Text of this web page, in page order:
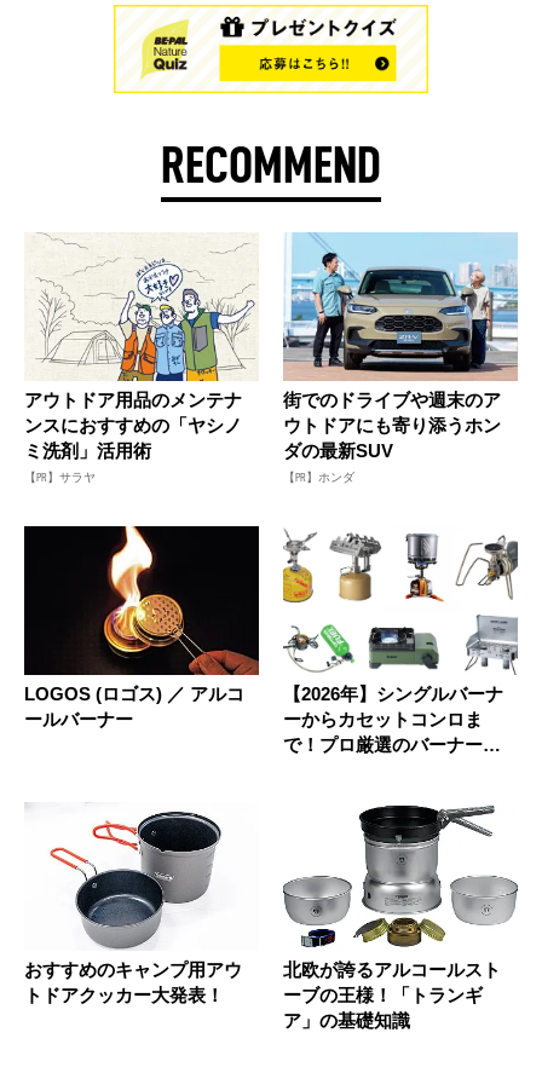
RECOMMEND
アウトドア用品のメンテナ
ンスにおすすめの「ヤシノ
ミ洗剤」活用術
【PR】サラヤ
街でのドライブや週末のア
ウトドアにも寄り添うホン
ダの最新SUV
【PR】ホンダ
LOGOS (ロゴス) ／ アルコ
ールバーナー
【2026年】シングルバーナ
ーからカセットコンロま
で！プロ厳選のバーナーラ
おすすめのキャンプ用アウ
トドアクッカー大発表！
北欧が誇るアルコールスト
ーブの王様！「トランギ
ア」の基礎知識